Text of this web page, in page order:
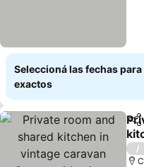
Seleccioná las fechas
exactos
/